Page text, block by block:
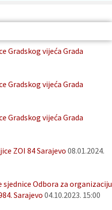
Gradskog vijeća Grada
Gradskog vijeća Grada
Gradskog vijeća Grada
ZOI 84 Sarajevo 08.01.2024.
Odbora za organizaciju
Sarajevo 04.10.2023. 15:00